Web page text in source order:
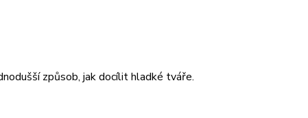
způsob, jak docílit hladké tváře.